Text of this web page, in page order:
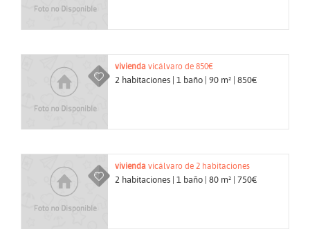
vivienda vicálvaro de 850€
2 habitaciones | 1 baño | 90 m² | 850€
vivienda vicálvaro de 2 habitaciones
2 habitaciones | 1 baño | 80 m² | 750€